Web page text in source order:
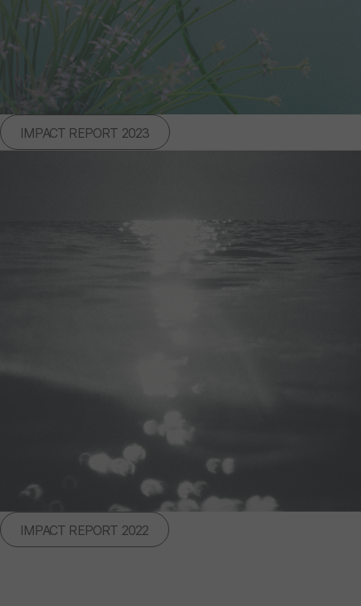
IMPACT REPORT 2023
IMPACT REPORT 2022